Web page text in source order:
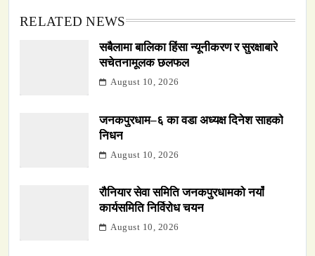
RELATED NEWS
सबैलामा बालिका हिंसा न्यूनीकरण र सुरक्षाबारे
सचेतनामूलक छलफल
August 10, 2026
जनकपुरधाम–६ का वडा अध्यक्ष दिनेश साहको
निधन
August 10, 2026
रौनियार सेवा समिति जनकपुरधामको नयाँ
कार्यसमिति निर्विरोध चयन
August 10, 2026